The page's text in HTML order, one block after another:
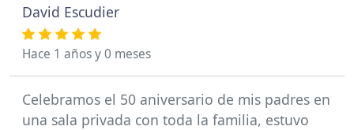
David Escudier
Hace 1 años y 0 meses
Celebramos el 50 aniversario de mis padres en
una sala privada con toda la familia, estuvo